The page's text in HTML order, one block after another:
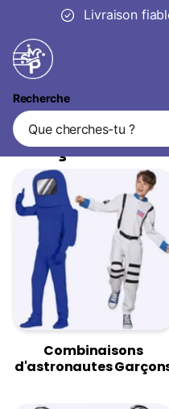
Livraison
Recherche
Vêtements
Garçons
Combinaisons
d'astronautes